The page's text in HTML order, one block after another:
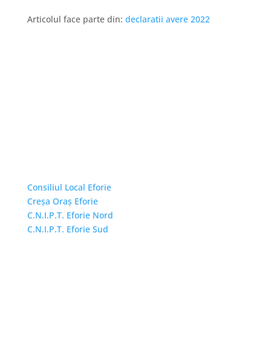
Articolul face parte din: declaratii avere 2022
Consiliul Local Eforie
Creșa Oraș Eforie
C.N.I.P.T. Eforie Nord
C.N.I.P.T. Eforie Sud